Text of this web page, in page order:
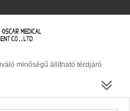
minőségű állítható térdjáró